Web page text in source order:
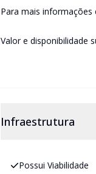
Para mais
Valor e disponibilidade
Infraestrutura
Possui Viabilidade